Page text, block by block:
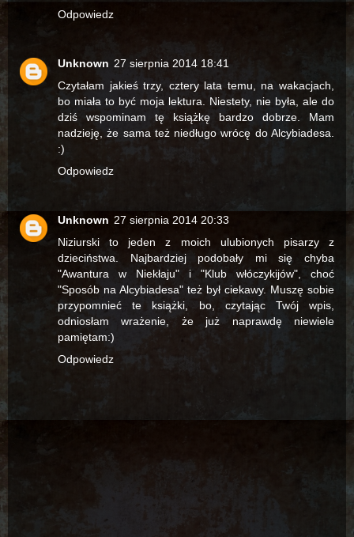
Odpowiedz
Unknown 27 sierpnia 2014 18:41
Czytałam jakieś trzy, cztery lata temu, na wakacjach,
bo miała to być moja lektura. Niestety, nie była, ale do
dziś wspominam tę książkę bardzo dobrze. Mam
nadzieję, że sama też niedługo wrócę do Alcybiadesa.
:)
Odpowiedz
Unknown 27 sierpnia 2014 20:33
Niziurski to jeden z moich ulubionych pisarzy z
dzieciństwa. Najbardziej podobały mi się chyba
"Awantura w Niekłaju" i "Klub włóczykijów", choć
"Sposób na Alcybiadesa" też był ciekawy. Muszę sobie
przypomnieć te książki, bo, czytając Twój wpis,
odniosłam wrażenie, że już naprawdę niewiele
pamiętam:)
Odpowiedz